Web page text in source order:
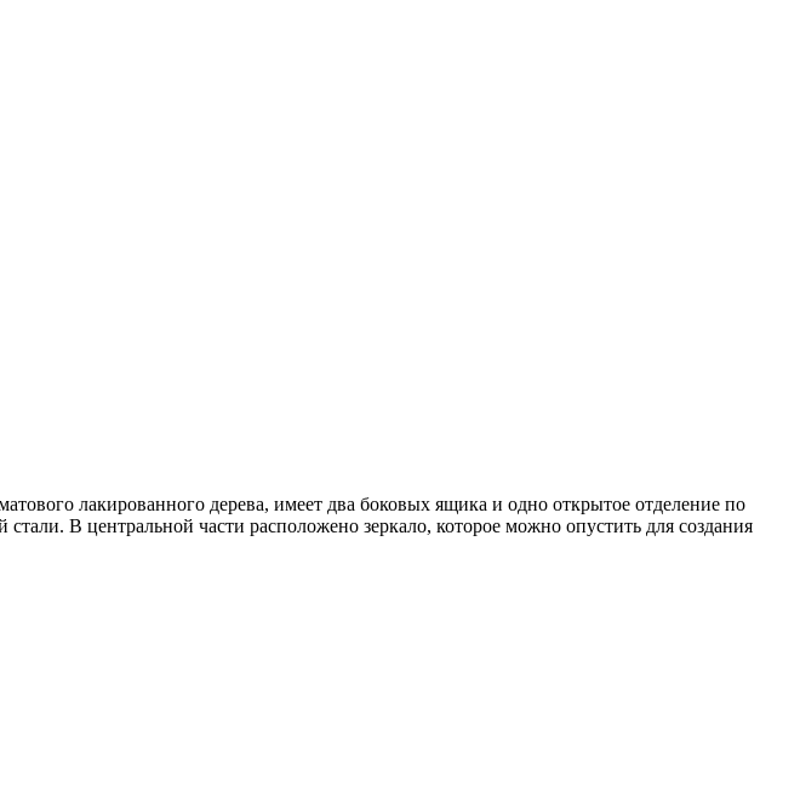
лакированного дерева, имеет два боковых ящика и одно открытое отделение по
В центральной части расположено зеркало, которое можно опустить для создания